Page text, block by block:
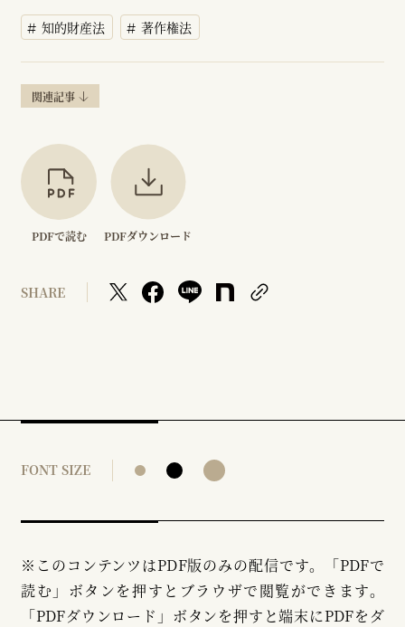
知的財産法 著作権法
関連記事
PDFで読む PDFダウンロード
SHARE
FONT SIZE
※このコンテンツはPDF版のみの配信です。「PDFで
読む」ボタンを押すとブラウザで閲覧ができます。
「PDFダウンロード」ボタンを押すと端末にPDFをダ